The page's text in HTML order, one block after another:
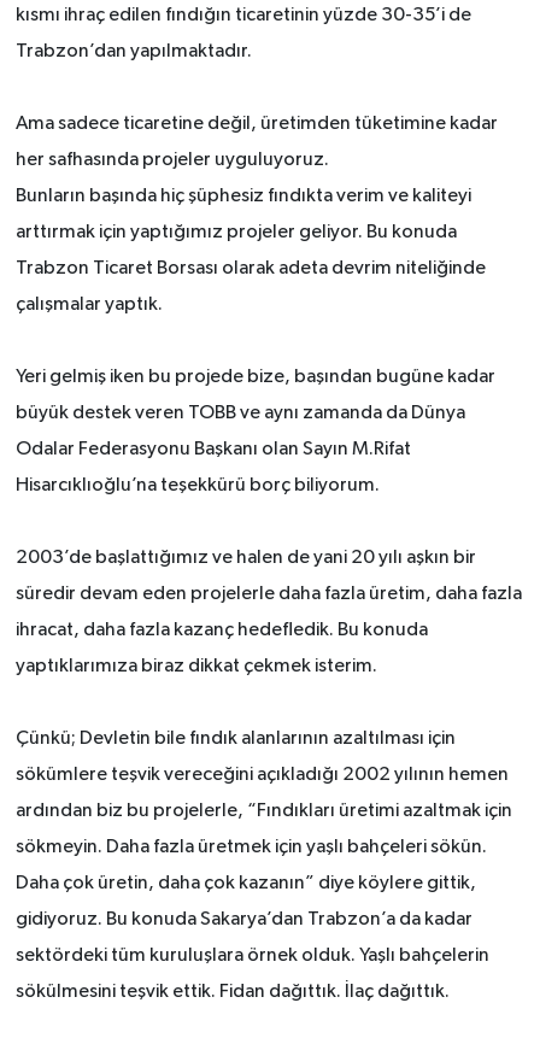
kısmı ihraç edilen fındığın ticaretinin yüzde 30-35’i de
Trabzon’dan yapılmaktadır.
Ama sadece ticaretine değil, üretimden tüketimine kadar
her safhasında projeler uyguluyoruz.
Bunların başında hiç şüphesiz fındıkta verim ve kaliteyi
arttırmak için yaptığımız projeler geliyor. Bu konuda
Trabzon Ticaret Borsası olarak adeta devrim niteliğinde
çalışmalar yaptık.
Yeri gelmiş iken bu projede bize, başından bugüne kadar
büyük destek veren TOBB ve aynı zamanda da Dünya
Odalar Federasyonu Başkanı olan Sayın M.Rifat
Hisarcıklıoğlu’na teşekkürü borç biliyorum.
2003’de başlattığımız ve halen de yani 20 yılı aşkın bir
süredir devam eden projelerle daha fazla üretim, daha fazla
ihracat, daha fazla kazanç hedefledik. Bu konuda
yaptıklarımıza biraz dikkat çekmek isterim.
Çünkü; Devletin bile fındık alanlarının azaltılması için
sökümlere teşvik vereceğini açıkladığı 2002 yılının hemen
ardından biz bu projelerle, “Fındıkları üretimi azaltmak için
sökmeyin. Daha fazla üretmek için yaşlı bahçeleri sökün.
Daha çok üretin, daha çok kazanın” diye köylere gittik,
gidiyoruz. Bu konuda Sakarya’dan Trabzon’a da kadar
sektördeki tüm kuruluşlara örnek olduk. Yaşlı bahçelerin
sökülmesini teşvik ettik. Fidan dağıttık. İlaç dağıttık.